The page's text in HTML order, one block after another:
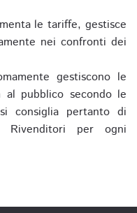
le tariffe, gestisce
nei confronti dei
gestiscono le
pubblico secondo le
consiglia pertanto di
per ogni